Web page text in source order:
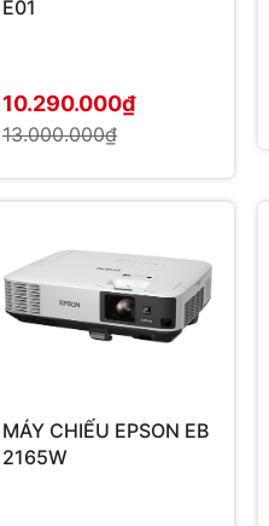
E01
10.290.000₫
13.000.000₫
MÁY CHIẾU EPSON EB
2165W